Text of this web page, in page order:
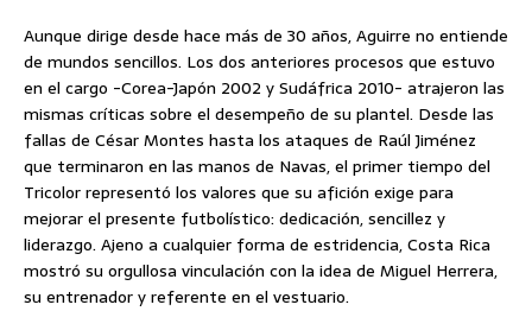
Aunque dirige desde hace más de 30 años, Aguirre no entiende
de mundos sencillos. Los dos anteriores procesos que estuvo
en el cargo -Corea-Japón 2002 y Sudáfrica 2010- atrajeron las
mismas críticas sobre el desempeño de su plantel. Desde las
fallas de César Montes hasta los ataques de Raúl Jiménez
que terminaron en las manos de Navas, el primer tiempo del
Tricolor representó los valores que su afición exige para
mejorar el presente futbolístico: dedicación, sencillez y
liderazgo. Ajeno a cualquier forma de estridencia, Costa Rica
mostró su orgullosa vinculación con la idea de Miguel Herrera,
su entrenador y referente en el vestuario.